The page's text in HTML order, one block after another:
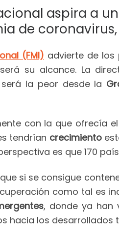
aspira a
de
(FMI) advierte de los
su alcance. La
la peor desde la
con la que ofrecía
tendrían crecimiento
es que 170
si se consigue
como tal es
, donde ya han
hacia los desarrollados